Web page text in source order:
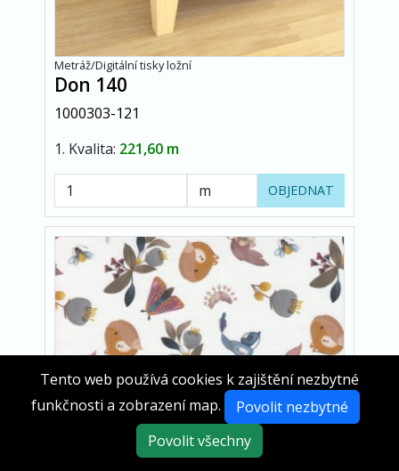
Tento web používá cookies k zajištění nezbytné
funkčnosti a zobrazení map.
Povolit nezbytné
Povolit všechny
Metráž/Digitální tisky ložní
Don 140
1000303-121
1. Kvalita: 221,60 m
OBJEDNAT